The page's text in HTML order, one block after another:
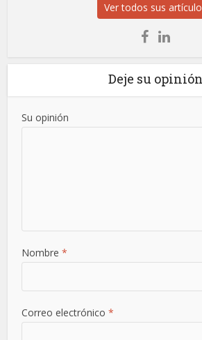
Ver todos sus
Deje su opinión
Su opinión
Nombre*
Correo electrónico*